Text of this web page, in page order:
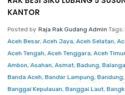
KANTOR
Posted by Raja Rak Gudang Admin Tags:
Aceh Besar, Aceh Jaya, Aceh Selatan,
Aceh Tengah, Aceh Tenggara, Aceh Timur
Ambon, Asahan, Asmat, Badung,
Banda Aceh, Bandar Lampung, Bandung,
Banggai Kepulauan, Banggai Laut,